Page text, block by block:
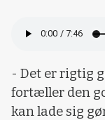
- Det er rigtig
fortæller den
kan lade sig